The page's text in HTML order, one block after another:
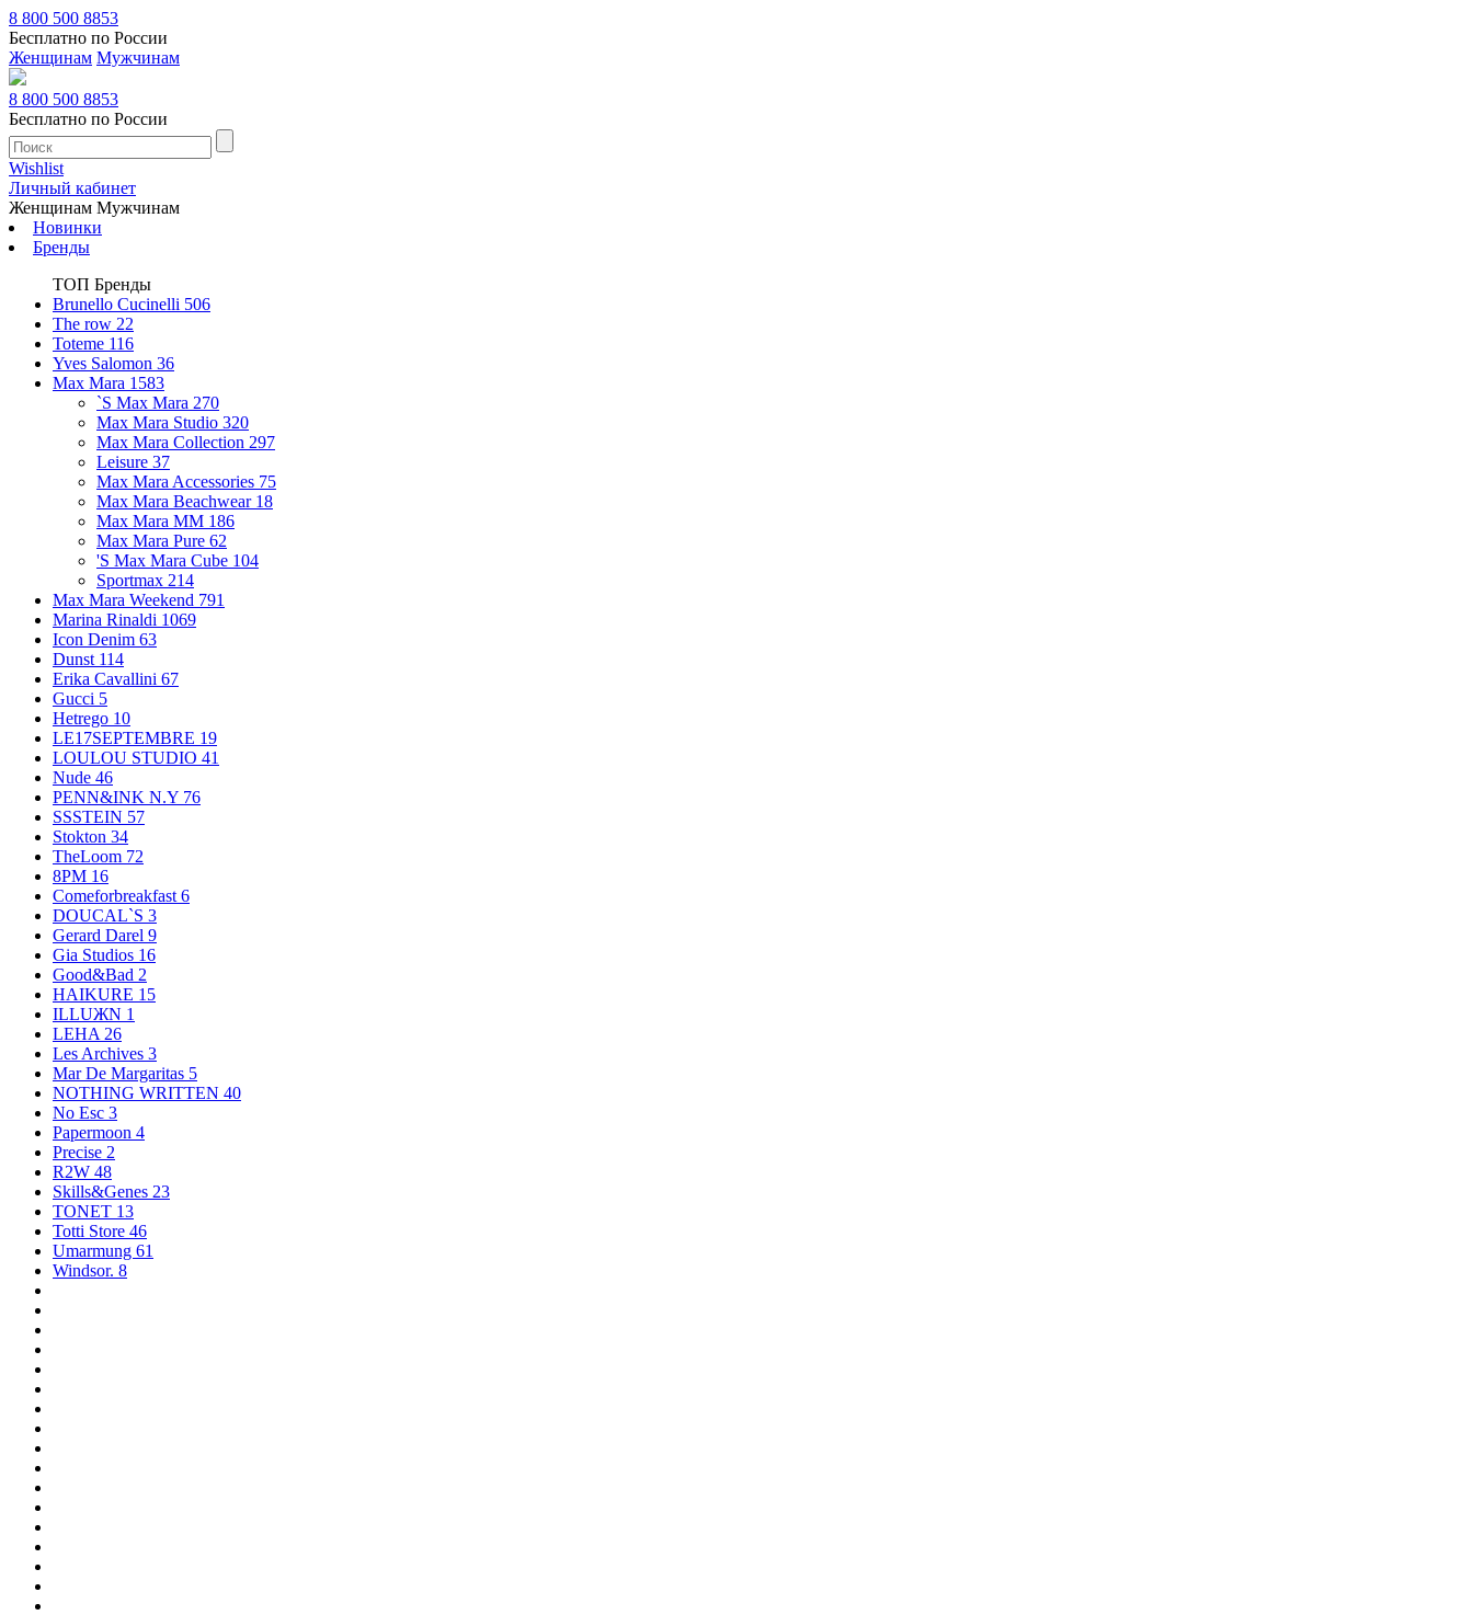
8 800 500 8853
Бесплатно по России
Женщинам Мужчинам
8 800 500 8853
Бесплатно по России
Wishlist
Личный кабинет
Женщинам Мужчинам
Новинки
Бренды
ТОП Бренды
Brunello Cucinelli 506
The row 22
Toteme 116
Yves Salomon 36
Max Mara 1583
`S Max Mara 270
Max Mara Studio 320
Max Mara Collection 297
Leisure 37
Max Mara Accessories 75
Max Mara Beachwear 18
Max Mara MM 186
Max Mara Pure 62
'S Max Mara Cube 104
Sportmax 214
Max Mara Weekend 791
Marina Rinaldi 1069
Icon Denim 63
Dunst 114
Erika Cavallini 67
Gucci 5
Hetrego 10
LE17SEPTEMBRE 19
LOULOU STUDIO 41
Nude 46
PENN&INK N.Y 76
SSSTEIN 57
Stokton 34
TheLoom 72
8PM 16
Comeforbreakfast 6
DOUCAL`S 3
Gerard Darel 9
Gia Studios 16
Good&Bad 2
HAIKURE 15
ILLUЖN 1
LEHA 26
Les Archives 3
Mar De Margaritas 5
NOTHING WRITTEN 40
No Esc 3
Papermoon 4
Precise 2
R2W 48
Skills&Genes 23
TONET 13
Totti Store 46
Umarmung 61
Windsor. 8